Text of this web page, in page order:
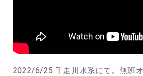
2022/6/25 千走川水系にて。無班